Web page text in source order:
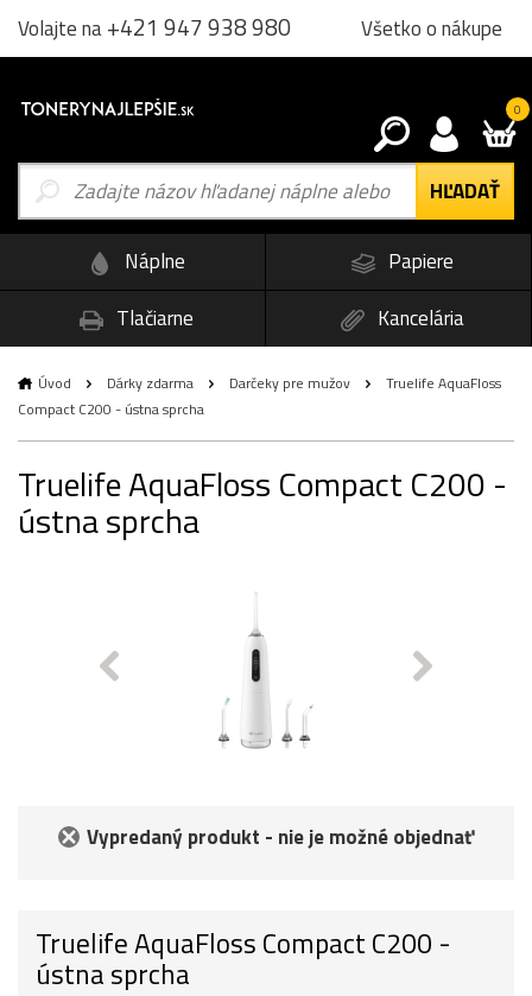
Volajte na+421 947 938 980 Všetko o nákupe
0
Náplne
Papiere
Tlačiarne
Kancelária
Úvod Dárky zdarma Darčeky pre mužov
Truelife AquaFloss
Compact C200 - ústna sprcha
Truelife AquaFloss Compact C200 -
ústna sprcha
Vypredaný produkt - nie je možné objednať
Truelife AquaFloss Compact C200 -
ústna sprcha